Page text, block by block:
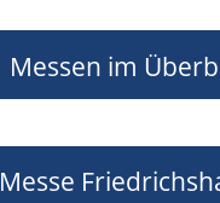
Messen im
Messe